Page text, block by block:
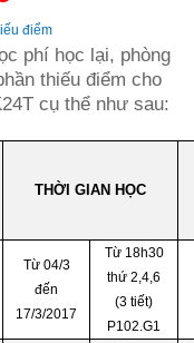
điểm
phí học lại, phòng
thiếu điểm cho
cụ thể như sau:
THỜI GIAN HỌC
Từ 04/3
đến
17/3/2017
Từ 18h30
thứ 2,4,6
(3 tiết)
P102.G1